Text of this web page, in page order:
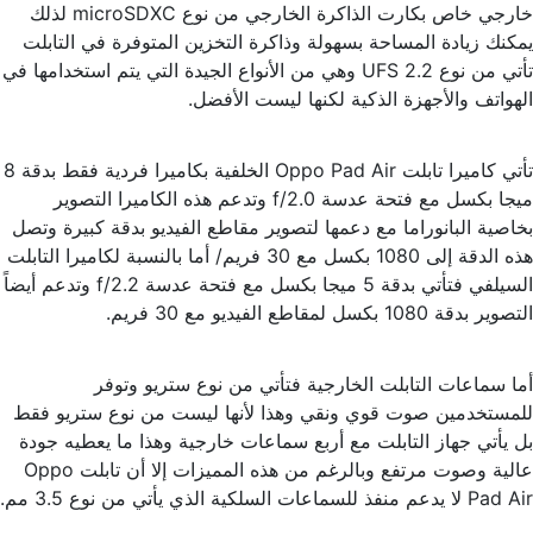
خارجي خاص بكارت الذاكرة الخارجي من نوع microSDXC لذلك
يمكنك زيادة المساحة بسهولة وذاكرة التخزين المتوفرة في التابلت
تأتي من نوع UFS 2.2 وهي من الأنواع الجيدة التي يتم استخدامها في
الهواتف والأجهزة الذكية لكنها ليست الأفضل.
تأتي كاميرا تابلت Oppo Pad Air الخلفية بكاميرا فردية فقط بدقة 8
ميجا بكسل مع فتحة عدسة f/2.0 وتدعم هذه الكاميرا التصوير
بخاصية البانوراما مع دعمها لتصوير مقاطع الفيديو بدقة كبيرة وتصل
هذه الدقة إلى 1080 بكسل مع 30 فريم/ أما بالنسبة لكاميرا التابلت
السيلفي فتأتي بدقة 5 ميجا بكسل مع فتحة عدسة f/2.2 وتدعم أيضاً
التصوير بدقة 1080 بكسل لمقاطع الفيديو مع 30 فريم.
أما سماعات التابلت الخارجية فتأتي من نوع ستريو وتوفر
للمستخدمين صوت قوي ونقي وهذا لأنها ليست من نوع ستريو فقط
بل يأتي جهاز التابلت مع أربع سماعات خارجية وهذا ما يعطيه جودة
عالية وصوت مرتفع وبالرغم من هذه المميزات إلا أن تابلت Oppo
Pad Air لا يدعم منفذ للسماعات السلكية الذي يأتي من نوع 3.5 مم.